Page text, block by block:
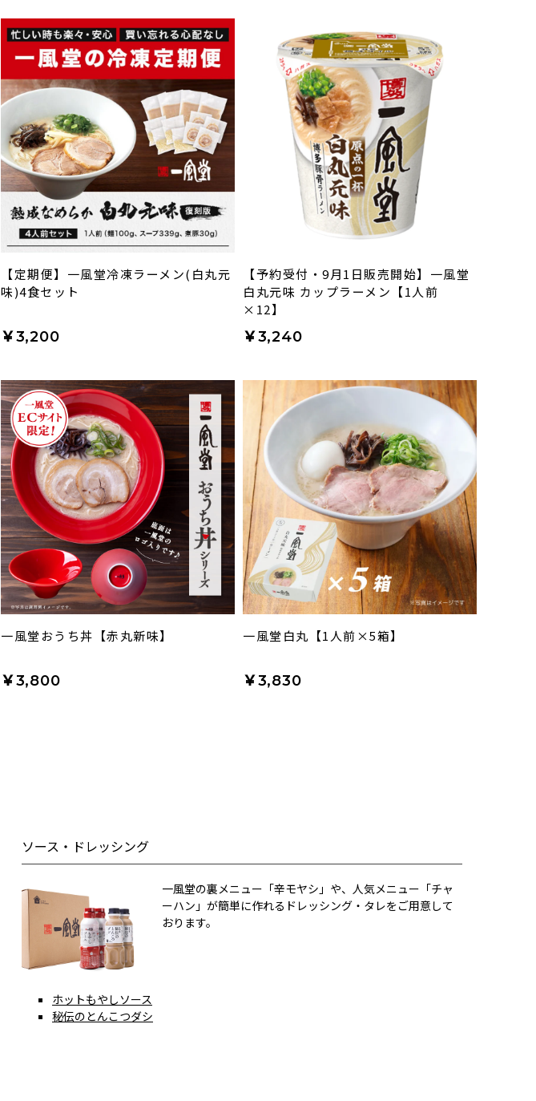
【定期便】一風堂冷凍ラーメン(白丸元
味)4食セット
￥3,200
【予約受付・9月1日販売開始】一風堂
白丸元味 カップラーメン【1人前
×12】
￥3,240
一風堂おうち丼【赤丸新味】
￥3,800
一風堂白丸【1人前×5箱】
￥3,830
ソース・ドレッシング
一風堂の裏メニュー「辛モヤシ」や、人気メニュー「チャ
ーハン」が簡単に作れるドレッシング・タレをご用意して
おります。
ホットもやしソース
秘伝のとんこつダシ